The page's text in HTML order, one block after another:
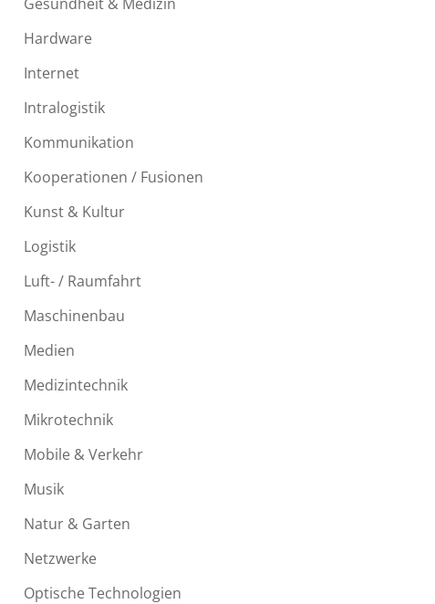
Hardware
Internet
Intralogistik
Kommunikation
Kooperationen / Fusionen
Kunst & Kultur
Logistik
Luft- / Raumfahrt
Maschinenbau
Medien
Medizintechnik
Mikrotechnik
Mobile & Verkehr
Musik
Natur & Garten
Netzwerke
Optische Technologien